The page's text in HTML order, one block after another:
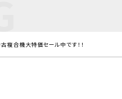
複合機大特価セール中です！！